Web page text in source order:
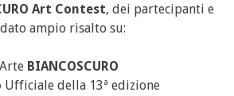
Art Contest, dei partecipanti e
ampio risalto su:
BIANCOSCURO
Ufficiale della 13ª edizione